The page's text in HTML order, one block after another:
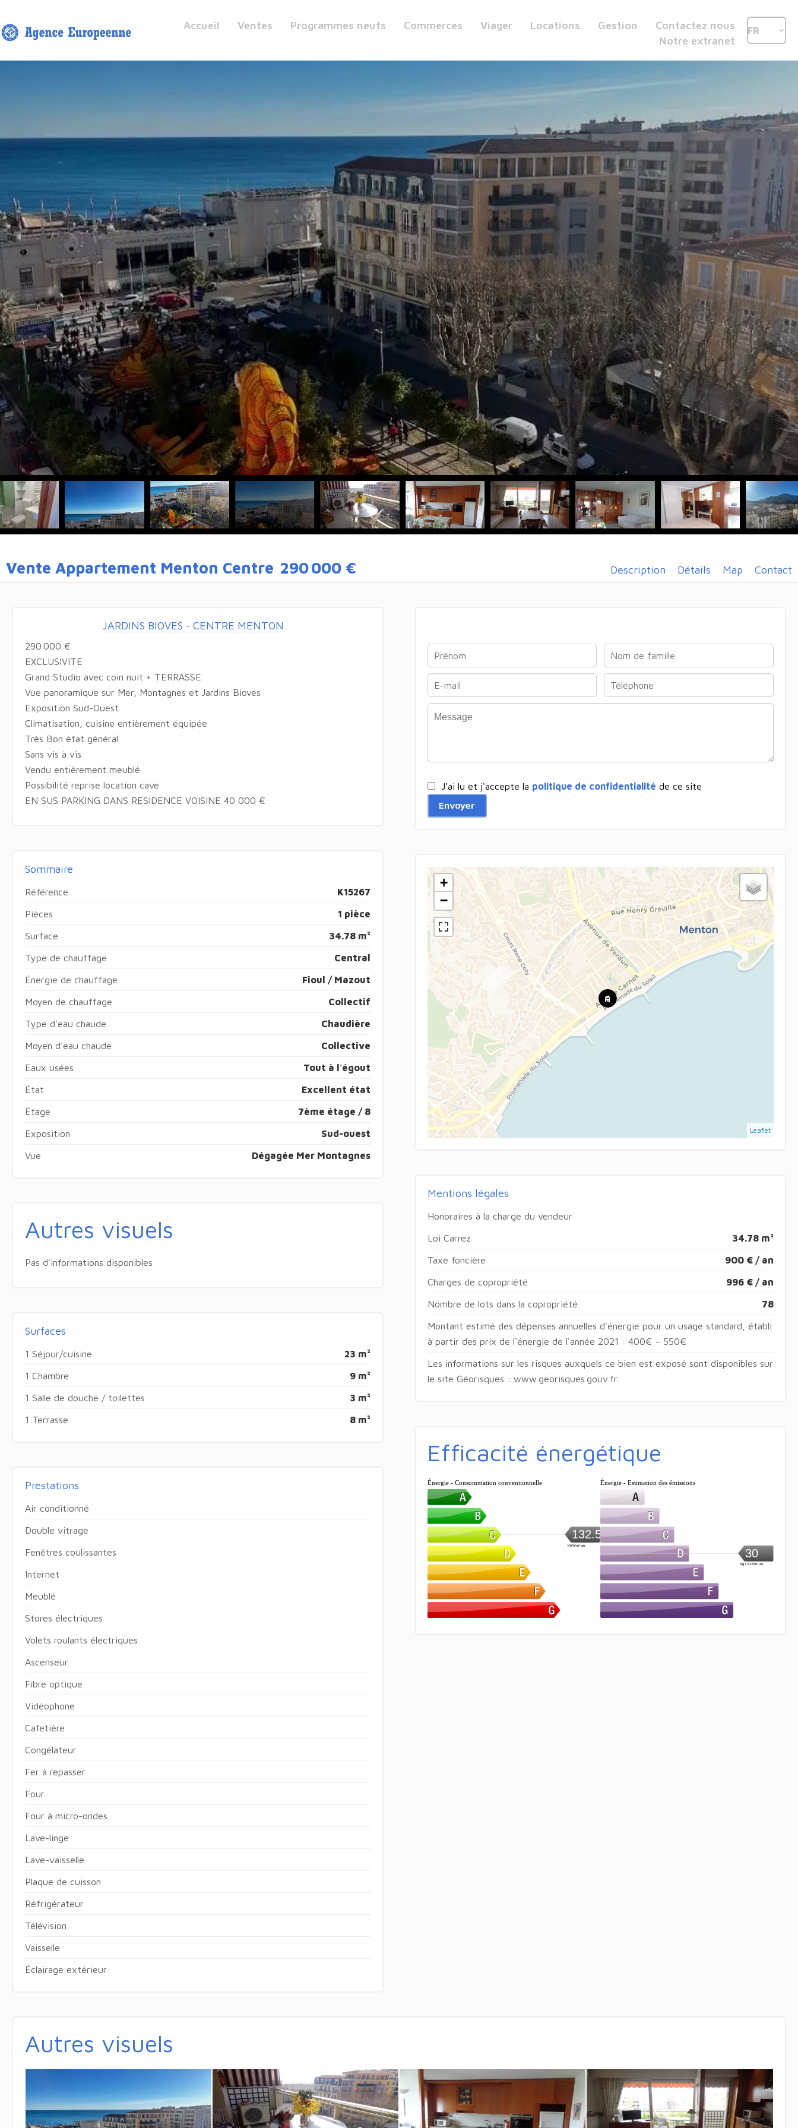
Accueil Ventes Programmes neufs Commerces Viager Locations Gestion
Contactez nous
Notre extranet
FR
Vente Appartement Menton Centre 290 000 € Description Détails Map Contact
JARDINS BIOVES - CENTRE MENTON
290 000 €
EXCLUSIVITE
Grand Studio avec coin nuit + TERRASSE
Vue panoramique sur Mer, Montagnes et Jardins Bioves
Exposition Sud-Ouest
Climatisation, cuisine entièrement équipée
Très Bon état général
Sans vis à vis
Vendu entièrement meublé
Possibilité reprise location cave
EN SUS PARKING DANS RESIDENCE VOISINE 40 000 €
Sommaire
Référence K15267
Pièces 1 pièce
Surface 34.78 m²
Type de chauffage Central
Énergie de chauffage Fioul / Mazout
Moyen de chauffage Collectif
Type d'eau chaude Chaudière
Moyen d'eau chaude Collective
Eaux usées Tout à l'égout
État Excellent état
Étage 7ème étage / 8
Exposition Sud-ouest
Vue Dégagée Mer Montagnes
Autres visuels
Pas d'informations disponibles
Surfaces
1 Séjour/cuisine 23 m²
1 Chambre 9 m²
1 Salle de douche / toilettes 3 m²
1 Terrasse 8 m²
Prestations
Air conditionné
Double vitrage
Fenêtres coulissantes
Internet
Meublé
Stores électriques
Volets roulants électriques
Ascenseur
Fibre optique
Vidéophone
Cafetière
Congélateur
Fer à repasser
Four
Four à micro-ondes
Lave-linge
Lave-vaisselle
Plaque de cuisson
Réfrigérateur
Télévision
Vaisselle
Éclairage extérieur
J’ai lu et j'accepte la politique de confidentialité de ce site
Envoyer
+
−
Leaflet
Mentions légales
Honoraires à la charge du vendeur
Loi Carrez 34.78 m²
Taxe foncière 900 € / an
Charges de copropriété 996 € / an
Nombre de lots dans la copropriété 78
Montant estimé des dépenses annuelles d'énergie pour un usage standard, établi
à partir des prix de l'énergie de l'année 2021 : 400€ ~ 550€
Les informations sur les risques auxquels ce bien est exposé sont disponibles sur
le site Géorisques : www.georisques.gouv.fr
Efficacité énergétique
Énergie - Consommation conventionnelle
132.5
kWh/m².an
Énergie - Estimation des émissions
30
kg CO2/m².an
Autres visuels